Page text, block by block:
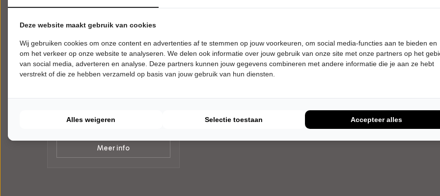
DONDERDAG 10 DECEMBER 2026 •
20:00 UUR
The Lasses
A Celtic Winter
Meer info
Deze website maakt gebruik van cookies
Wij gebruiken cookies om onze content en advertenties af te stemmen op jouw voorkeuren, om social media-functies aan te bieden en
om het verkeer op onze website te analyseren. We delen ook informatie over jouw gebruik van onze site met onze partners op het
van social media, adverteren en analyse. Deze partners kunnen jouw gegevens combineren met andere informatie die je aan ze hebt
verstrekt of die ze hebben verzameld op basis van jouw gebruik van hun diensten.
Alles weigeren Selectie toestaan Accepteer alles